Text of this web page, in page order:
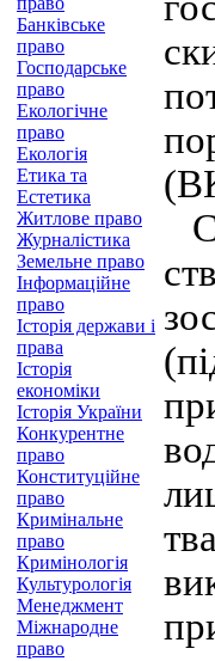
Банківське
право
Господарське
право
Екологічне
право
Екологія
Етика та
Естетика
Житлове право
Журналістика
Земельне право
Інформаційне
право
Історія держави і
права
Історія
економіки
Історія України
Конкурентне
право
Конституційне
право
Кримінальне
право
Кримінологія
Культурологія
Менеджмент
Міжнародне
право